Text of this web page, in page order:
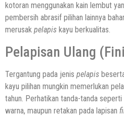
kotoran menggunakan kain lembut
pembersih abrasif pilihan lainnya
merusak pelapis kayu berkualitas.
Pelapisan Ulang
Tergantung pada jenis pelapis
kayu pilihan mungkin memerlukan
tahun. Perhatikan tanda-tanda
warna, maupun retakan pada lapisan